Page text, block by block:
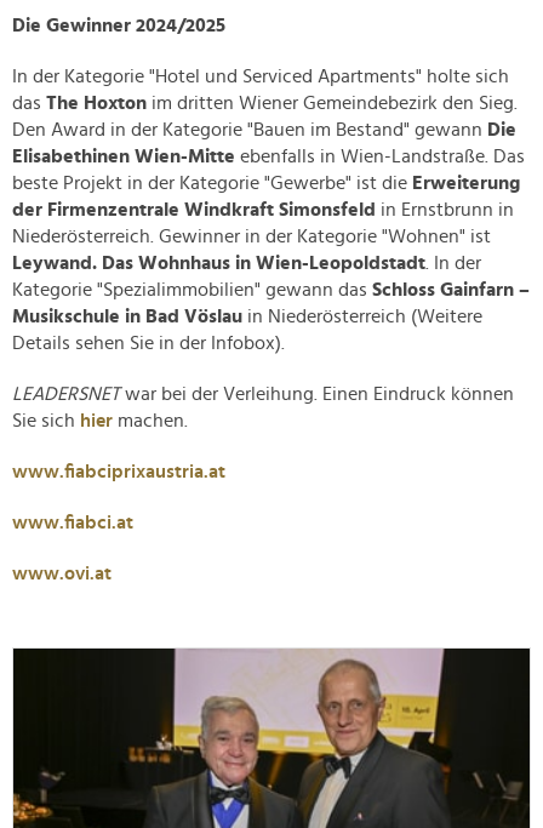
Die Gewinner 2024/2025
In der Kategorie "Hotel und Serviced Apartments" holte sich
das The Hoxton im dritten Wiener Gemeindebezirk den Sieg.
Den Award in der Kategorie "Bauen im Bestand" gewann Die
Elisabethinen Wien-Mitte ebenfalls in Wien-Landstraße. Das
beste Projekt in der Kategorie "Gewerbe" ist die Erweiterung
der Firmenzentrale Windkraft Simonsfeld in Ernstbrunn in
Niederösterreich. Gewinner in der Kategorie "Wohnen" ist
Leywand. Das Wohnhaus in Wien-Leopoldstadt . In der
Kategorie "Spezialimmobilien" gewann das Schloss Gainfarn –
Musikschule in Bad Vöslau in Niederösterreich (Weitere
Details sehen Sie in der Infobox).
LEADERSNETwar bei der Verleihung. Einen Eindruck können
Sie sich hier machen.
www.fiabciprixaustria.at
www.fiabci.at
www.ovi.at